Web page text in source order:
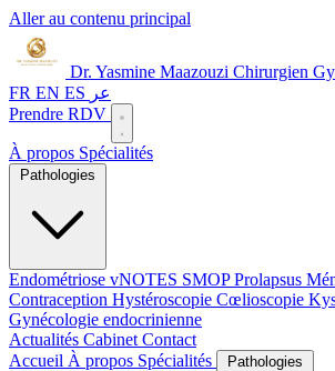
Aller au contenu principal
Dr. Yasmine Maazouzi Chirurgien
FR EN ES عر
Prendre RDV
À propos Spécialités
Endométriose vNOTES SMOPProlapsus
Contraception Hystéroscopie Cœlioscopie
Gynécologie endocrinienne
Actualités Cabinet Contact
Accueil À propos Spécialités